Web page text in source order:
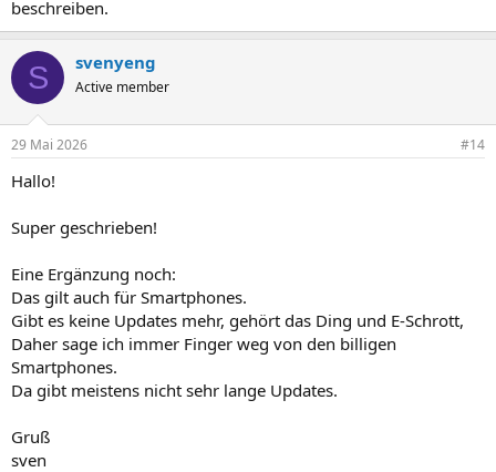
beschreiben.
S svenyeng
Active member
29 Mai 2026 #14
Hallo!
Super geschrieben!
Eine Ergänzung noch:
Das gilt auch für Smartphones.
Gibt es keine Updates mehr, gehört das Ding und E-Schrott,
Daher sage ich immer Finger weg von den billigen
Smartphones.
Da gibt meistens nicht sehr lange Updates.
Gruß
sven